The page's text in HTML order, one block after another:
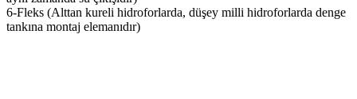
6-Fleks (Alttan kureli hidroforlarda, düşey milli hidroforlarda denge
tankına montaj elemanıdır)